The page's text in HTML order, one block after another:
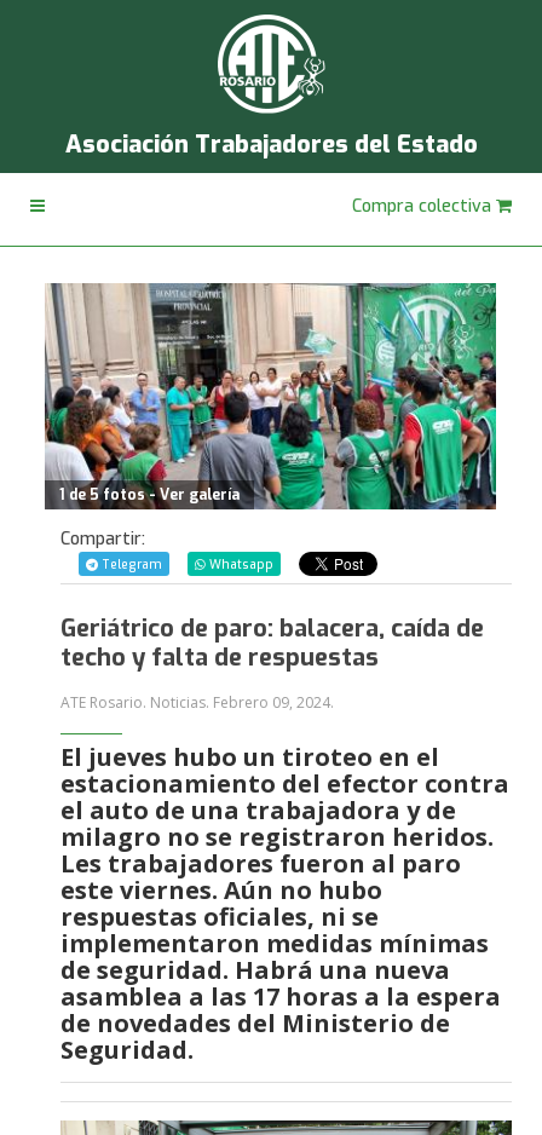
Asociación Trabajadores del Estado
Compra colectiva
1 de 5 fotos - Ver galería
Compartir:
Telegram Whatsapp
Geriátrico de paro: balacera, caída de
techo y falta de respuestas
ATE Rosario. Noticias. Febrero 09, 2024.
El jueves hubo un tiroteo en el
estacionamiento del efector contra
el auto de una trabajadora y de
milagro no se registraron heridos.
Les trabajadores fueron al paro
este viernes. Aún no hubo
respuestas oficiales, ni se
implementaron medidas mínimas
de seguridad. Habrá una nueva
asamblea a las 17 horas a la espera
de novedades del Ministerio de
Seguridad.